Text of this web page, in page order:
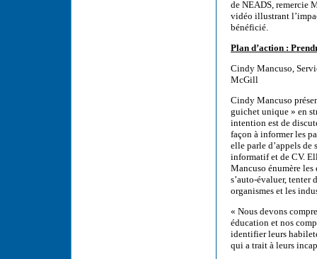
de NEADS, remercie
vidéo illustrant
bénéficié.
Plan d’action :
Cindy Mancuso,
McGill
Cindy Mancuso
guichet unique » en
intention est de
façon à informer les
elle parle d’appels
informatif et de CV.
Mancuso énumère les
s’auto-évaluer, tenter
organismes et les
« Nous devons
éducation et nos
identifier leurs
qui a trait à leurs